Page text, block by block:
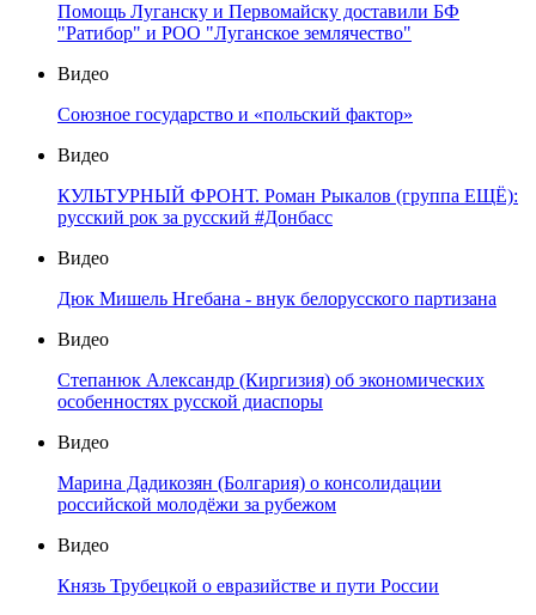
Помощь Луганску и Первомайску доставили БФ
"Ратибор" и РОО "Луганское землячество"
Видео
Союзное государство и «польский фактор»
Видео
КУЛЬТУРНЫЙ ФРОНТ. Роман Рыкалов (группа ЕЩЁ):
русский рок за русский #Донбасс
Видео
Дюк Мишель Нгебана - внук белорусского партизана
Видео
Степанюк Александр (Киргизия) об экономических
особенностях русской диаспоры
Видео
Марина Дадикозян (Болгария) о консолидации
российской молодёжи за рубежом
Видео
Князь Трубецкой о евразийстве и пути России